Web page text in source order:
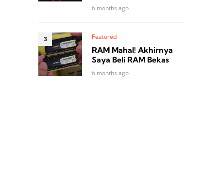
6 months ago
Featured
RAM Mahal! Akhirnya
Saya Beli RAM Bekas
6 months ago